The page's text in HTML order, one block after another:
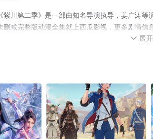
紫川第二季》是一部由知名导演执导，姜广涛
删减完整版动漫全集就上西瓜影视，更多剧情信
 展